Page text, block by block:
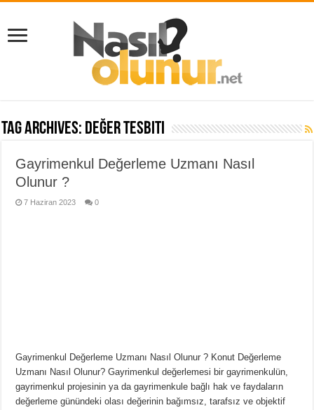
Tag Archives: değer tesbiti
Gayrimenkul Değerleme Uzmanı Nasıl
Olunur ?
7 Haziran 2023 0
Gayrimenkul Değerleme Uzmanı Nasıl Olunur ? Konut Değerleme
Uzmanı Nasıl Olunur? Gayrimenkul değerlemesi bir gayrimenkulün,
gayrimenkul projesinin ya da gayrimenkule bağlı hak ve faydaların
değerleme günündeki olası değerinin bağımsız, tarafsız ve objektif